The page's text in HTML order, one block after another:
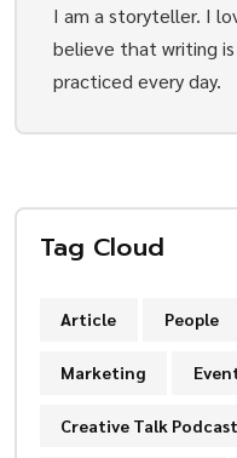
I am a storyteller. I
believe that writing
practiced every day.
Tag Cloud
Article People
Marketing
Creative Talk Podcast